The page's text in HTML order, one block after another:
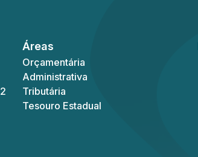
Áreas
Orçamentária
Administrativa
Tributária
Tesouro Estadual